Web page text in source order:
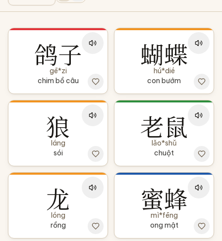
鸽子
gē*zi
chim bồ câu
蝴蝶
hú*dié
con bướm
狼
láng
sói
老鼠
lǎo*shǔ
chuột
龙
lóng
rồng
蜜蜂
mì*fēng
ong mật